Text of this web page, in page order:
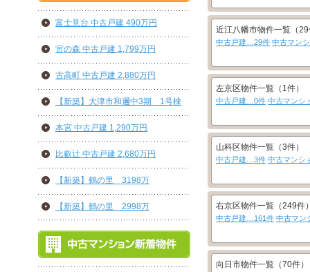
近江八幡市物件一覧（
中古戸建…29件 中古マン
左京区物件一覧（1件）
中古戸建…0件 中古マンシ
山科区物件一覧（3件）
中古戸建…3件 中古マンシ
右京区物件一覧（249件
中古戸建…161件 中古マン
向日市物件一覧（70件）
富士見台 中古戸建 490万円
宮の森 中古戸建 1,799万円
古高町 中古戸建 2,880万円
【新築】大津市和邇中3期 1号棟
本宮 中古戸建 1,290万円
比叡辻 中古戸建 2,680万円
【新築】鶴の里 3198万
【新築】鶴の里 2998万